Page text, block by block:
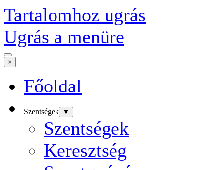
Tartalomhoz ugrás
Ugrás a menüre
×
Főoldal
Szentségek ▼
Szentségek
Keresztség